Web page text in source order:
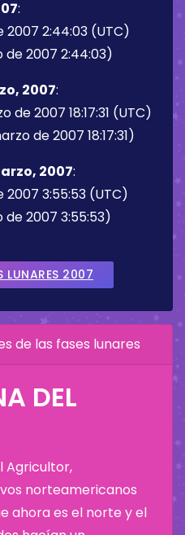
:
2007 2:44:03 (UTC)
de 2007 2:44:03)
2007:
de 2007 18:17:31 (UTC)
de 2007 18:17:31)
2007:
2007 3:55:53 (UTC)
de 2007 3:55:53)
LUNARES 2007
de las fases lunares
DEL
Agricultor,
norteamericanos
ahora es el norte y el